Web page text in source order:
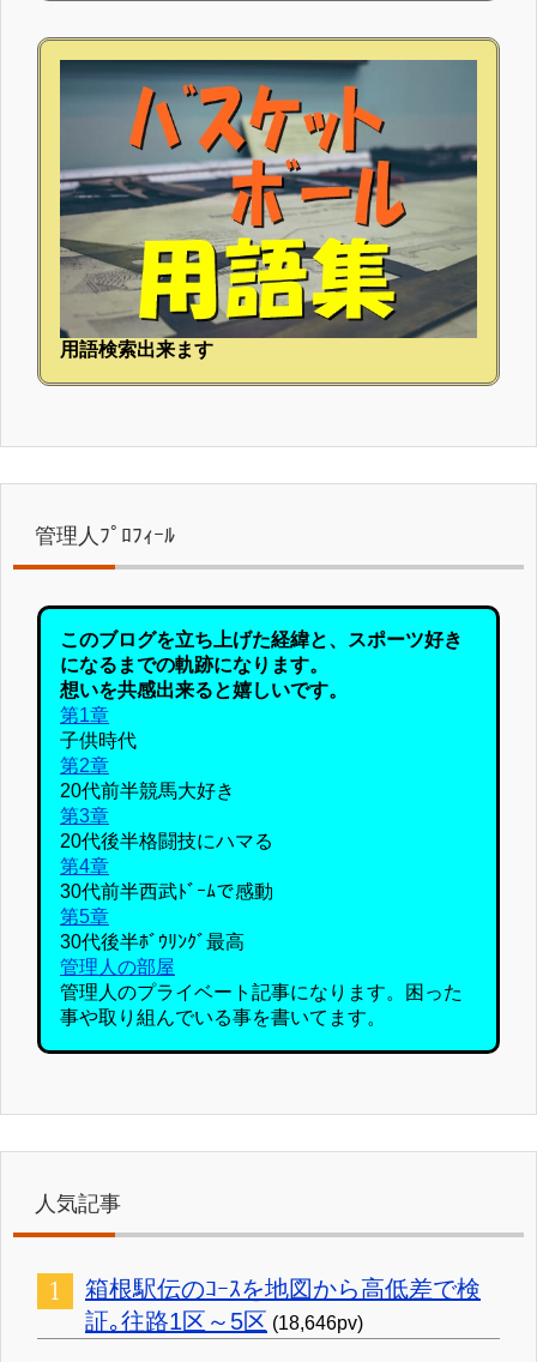
用語検索出来ます
管理人ﾌﾟﾛﾌｨｰﾙ
このブログを立ち上げた経緯と、スポーツ好き
になるまでの軌跡になります。
想いを共感出来ると嬉しいです。
第1章
子供時代
第2章
20代前半競馬大好き
第3章
20代後半格闘技にハマる
第4章
30代前半西武ﾄﾞｰﾑで感動
第5章
30代後半ﾎﾞｳﾘﾝｸﾞ最高
管理人の部屋
管理人のプライベート記事になります。困った
事や取り組んでいる事を書いてます。
人気記事
箱根駅伝のｺｰｽを地図から高低差で検
証｡往路1区～5区 (18,646pv)